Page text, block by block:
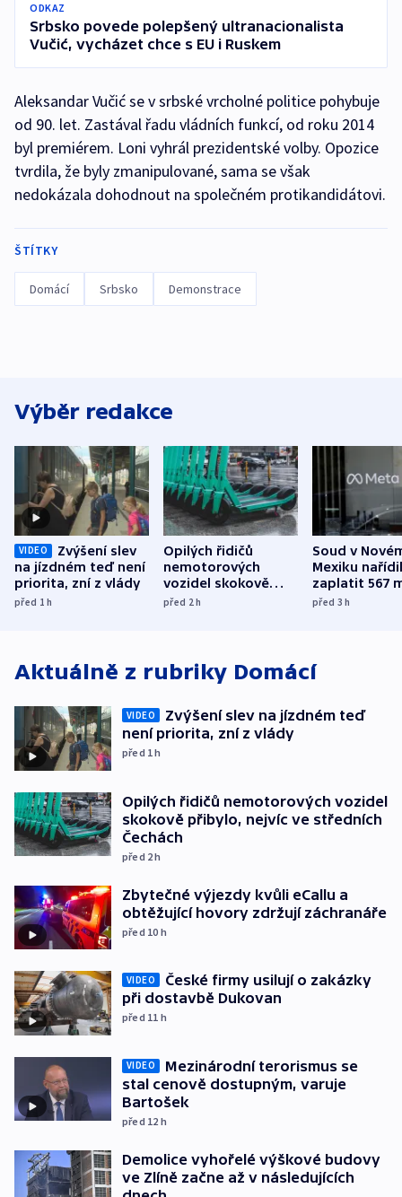
ODKAZ
Srbsko povede polepšený ultranacionalista
Vučić, vycházet chce s EU i Ruskem
Aleksandar Vučić se v srbské vrcholné politice pohybuje
od 90. let. Zastával řadu vládních funkcí, od roku 2014
byl premiérem. Loni vyhrál prezidentské volby. Opozice
tvrdila, že byly zmanipulované, sama se však
nedokázala dohodnout na společném protikandidátovi.
ŠTÍTKY
Domácí Srbsko Demonstrace
Výběr redakce
VIDEO
Zvýšení slev
na jízdném teď není
priorita, zní z vlády
před 1h
Opilých řidičů
nemotorových
vozidel skokově
přibylo, nejvíc ve
před 2h
Soud v
Mexiku
zaplatit 567
dolarů kvůli
před 3h
Aktuálně z rubriky Domácí
VIDEO
Zvýšení slev na jízdném teď
není priorita, zní z vlády
před 1h
Opilých řidičů nemotorových vozidel
skokově přibylo, nejvíc ve středních
Čechách
před 2h
Zbytečné výjezdy kvůli eCallu a
obtěžující hovory zdržují záchranáře
před 10 h
VIDEO
České firmy usilují o zakázky
při dostavbě Dukovan
před 11 h
VIDEO
Mezinárodní terorismus se
stal cenově dostupným, varuje
Bartošek
před 12 h
Demolice vyhořelé výškové budovy
ve Zlíně začne až v následujících